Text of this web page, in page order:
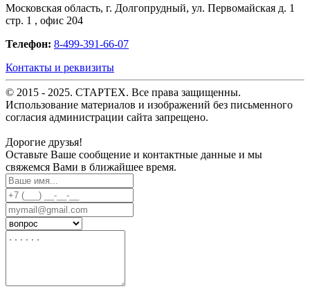
Московская область, г. Долгопрудный, ул. Первомайская д. 1
стр. 1 , офис 204
Телефон: 8-499-391-66-07
Контакты и реквизиты
© 2015 - 2025. СТАРТЕХ. Все права защищенны.
Использование материалов и изображений без письменного
согласия администрации сайта запрещено.
Дорогие друзья!
Оставьте Ваше сообщение и контактные данные и мы
свяжемся Вами в ближайшее время.